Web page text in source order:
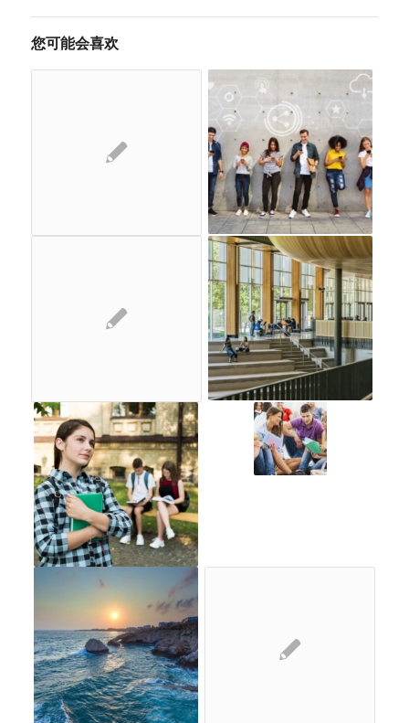
您可能会喜欢